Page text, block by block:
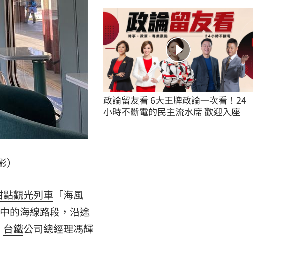
點觀光列車 「海風
的海線路段，沿途
台鐵公司總經理馮輝
政論留友看 6大王牌政論一次看！24
小時不斷電的民主流水席 歡迎入座